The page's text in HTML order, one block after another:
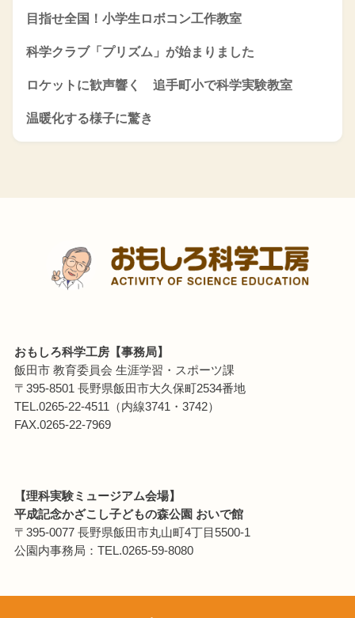
目指せ全国！小学生ロボコン工作教室
科学クラブ「プリズム」が始まりました
ロケットに歓声響く 追手町小で科学実験教室
温暖化する様子に驚き
おもしろ科学工房【事務局】
飯田市 教育委員会 生涯学習・スポーツ課
〒395-8501 長野県飯田市大久保町2534番地
TEL.0265-22-4511（内線3741・3742）
FAX.0265-22-7969
【理科実験ミュージアム会場】
平成記念かざこし子どもの森公園 おいで館
〒395-0077 長野県飯田市丸山町4丁目5500-1
公園内事務局：TEL.0265-59-8080